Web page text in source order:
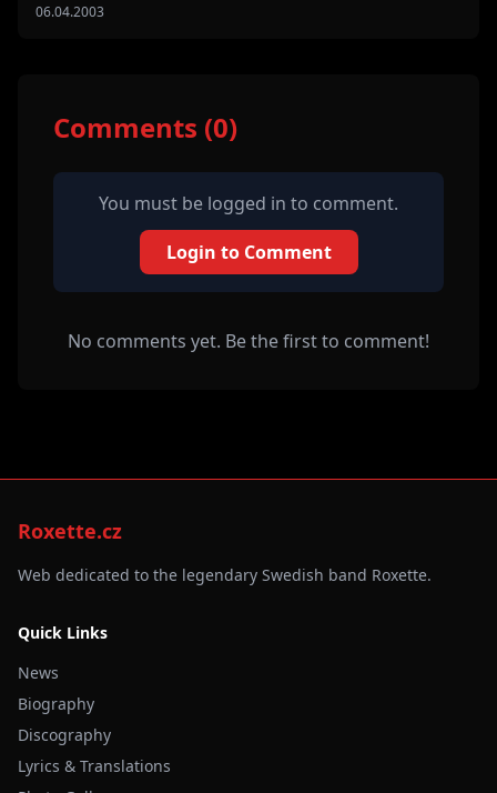
06.04.2003
Comments (0)
You must be logged in to comment.
Login to Comment
No comments yet. Be the first to comment!
Roxette.cz
Web dedicated to the legendary Swedish band Roxette.
Quick Links
News
Biography
Discography
Lyrics & Translations